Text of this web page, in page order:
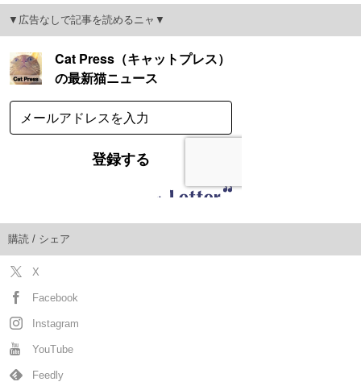
▼広告なしで記事を読めるニャ▼
購読 / シェア
X
Facebook
Instagram
YouTube
Feedly